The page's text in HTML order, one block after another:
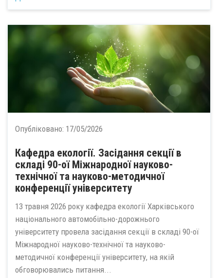
Опубліковано: 17/05/2026
Кафедра екології. Засідання секції в
складі 90-ої Міжнародної науково-
технічної та науково-методичної
конференції університету
13 травня 2026 року кафедра екології Харківського
національного автомобільно-дорожнього
університету провела засідання секції в складі 90-ої
Міжнародної науково-технічної та науково-
методичної конференції університету, на якій
обговорювались питання...